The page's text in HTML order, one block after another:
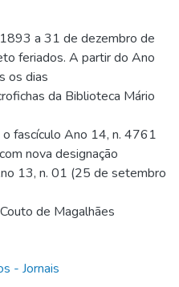
a 31 de dezembro de
feriados. A partir do Ano
os dias
da Biblioteca Mário
fascículo Ano 14, n. 4761
nova designação
13, n. 01 (25 de setembro
de Magalhães
- Jornais